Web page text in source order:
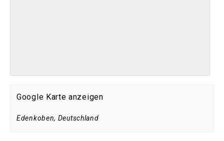
Google Karte anzeigen
Edenkoben, Deutschland